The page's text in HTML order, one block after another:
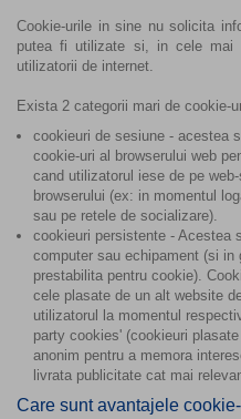
Cookie-urile in sine nu solicita
putea fi utilizate si, in cele mai
utilizatorii de internet.
Exista 2 categorii mari de cookie-
cookieuri de sesiune - acestea
cookie-uri al browserului web
cand utilizatorul iese de pe
browserului (ex: in momentul
sau pe retele de socializare).
cookieuri persistente - Acestea
computer sau echipament (si in
prestabilita pentru cookie).
cele plasate de un alt website
utilizatorul la momentul
party cookies' (cookieuri
anonim pentru a memora
livrata publicitate cat mai
Care sunt avantajele